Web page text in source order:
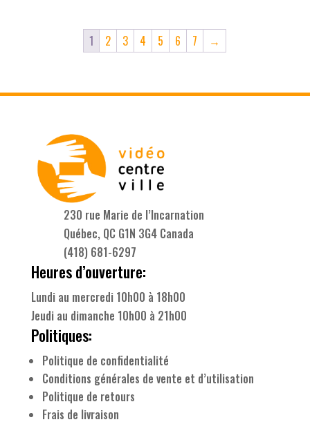
1 2 3 4 5 6 7 →
230 rue Marie de l’Incarnation
Québec, QC G1N 3G4 Canada
(418) 681-6297
Heures d’ouverture:
Lundi au mercredi 10h00 à 18h00
Jeudi au dimanche 10h00 à 21h00
Politiques:
Politique de confidentialité
Conditions générales de vente et d’utilisation
Politique de retours
Frais de livraison